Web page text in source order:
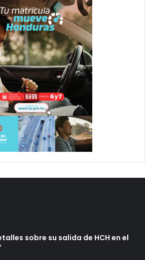
sobre su salida de HCH en el